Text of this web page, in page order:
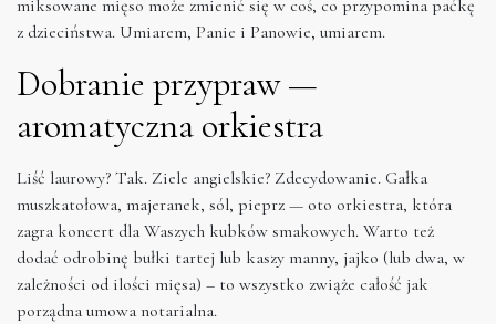
miksowane mięso może zmienić się w coś, co przypomina paćkę
z dzieciństwa. Umiarem, Panie i Panowie, umiarem.
Dobranie przypraw —
aromatyczna orkiestra
Liść laurowy? Tak. Ziele angielskie? Zdecydowanie. Gałka
muszkatołowa, majeranek, sól, pieprz — oto orkiestra, która
zagra koncert dla Waszych kubków smakowych. Warto też
dodać odrobinę bułki tartej lub kaszy manny, jajko (lub dwa, w
zależności od ilości mięsa) – to wszystko zwiąże całość jak
porządna umowa notarialna.